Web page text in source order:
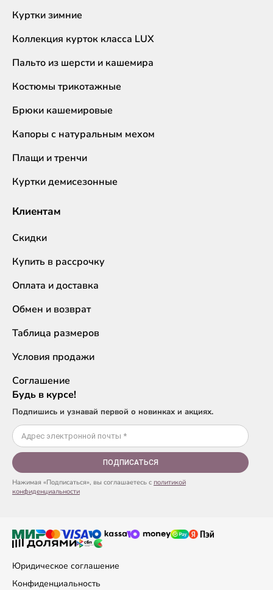
Куртки зимние
Коллекция курток класса LUX
Пальто из шерсти и кашемира
Костюмы трикотажные
Брюки кашемировые
Капоры с натуральным мехом
Плащи и тренчи
Куртки демисезонные
Клиентам
Скидки
Купить в рассрочку
Оплата и доставка
Обмен и возврат
Таблица размеров
Условия продажи
Соглашение
Будь в курсе!
Подпишись и узнавай первой о новинках и акциях.
ПОДПИСАТЬСЯ
Нажимая «Подписаться», вы соглашаетесь с политикой
конфиденциальности
Юридическое соглашение
Конфиденциальность